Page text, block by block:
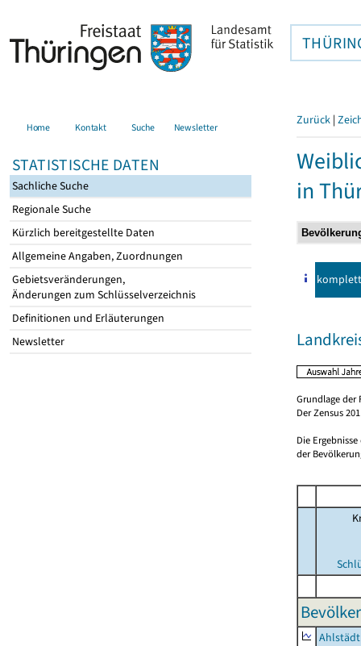
Home Kontakt Suche Newsletter
STATISTISCHE DATEN
Sachliche Suche
Regionale Suche
Kürzlich bereitgestellte Daten
Allgemeine Angaben, Zuordnungen
Gebietsveränderungen,
Änderungen zum Schlüsselverzeichnis
Definitionen und Erläuterungen
Newsletter
Zurück |
in
komplett
Grundlage der
Der Zensus
Die
der
Ahlstädt